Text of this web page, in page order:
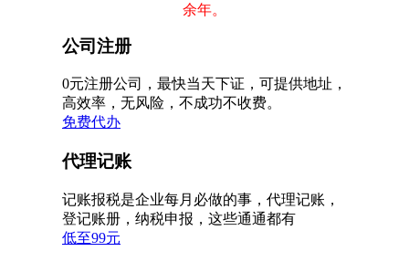
余年。
公司注册
0元注册公司，最快当天下证，可提供地址，
高效率，无风险，不成功不收费。
免费代办
代理记账
记账报税是企业每月必做的事，代理记账，
登记账册，纳税申报，这些通通都有
低至99元